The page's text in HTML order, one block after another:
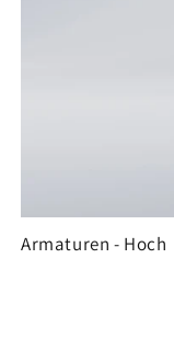
Armaturen - Hoch